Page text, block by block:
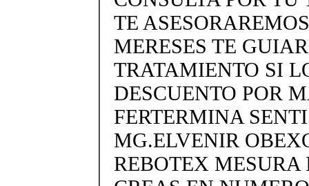
TE
MERESES TE
TRATAMIENTO SI
DESCUENTO POR
FERTERMINA
MG.ELVENIR
REBOTEX MESURA